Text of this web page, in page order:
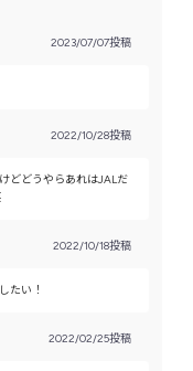
2023/07/07投稿
2022/10/28投稿
どどうやらあれはJALだ
2022/10/18投稿
たい！
2022/02/25投稿